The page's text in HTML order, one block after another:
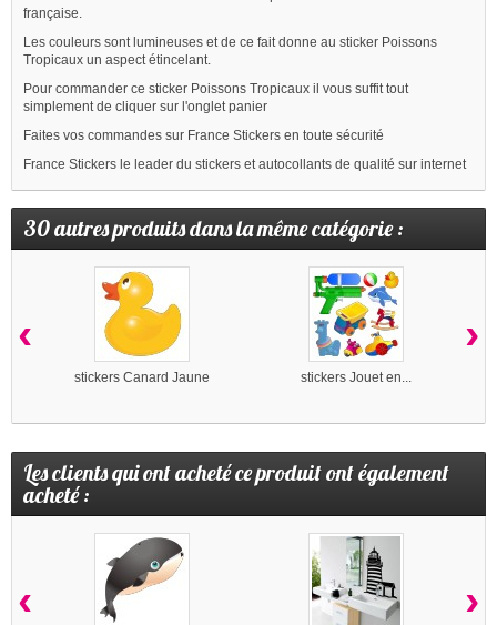
française.
Les couleurs sont lumineuses et de ce fait donne au sticker Poissons
Tropicaux un aspect étincelant.
Pour commander ce sticker Poissons Tropicaux il vous suffit tout
simplement de cliquer sur l'onglet panier
Faites vos commandes sur France Stickers en toute sécurité
France Stickers le leader du stickers et autocollants de qualité sur internet
30 autres produits dans la même catégorie :
stickers Canard Jaune stickers Jouet en...
‹ ›
Les clients qui ont acheté ce produit ont également
acheté :
‹ ›